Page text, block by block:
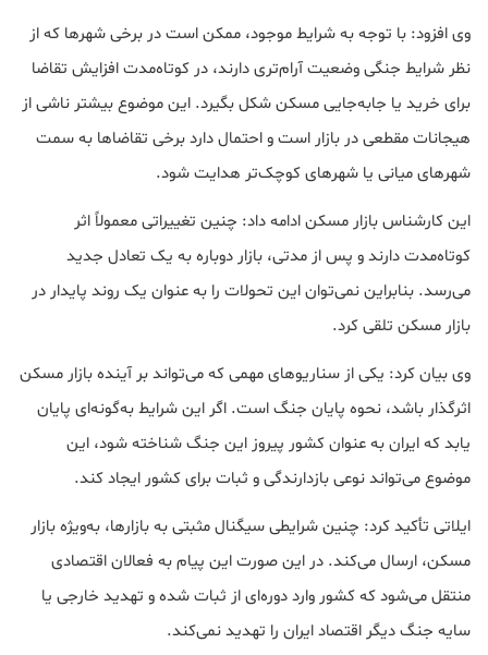
وی افزود: با توجه به شرایط موجود، ممکن است در برخی شهرها که از
نظر شرایط جنگی وضعیت آرام‌تری دارند، در کوتاه‌مدت افزایش تقاضا
برای خرید یا جابه‌جایی مسکن شکل بگیرد. این موضوع بیشتر ناشی از
هیجانات مقطعی در بازار است و احتمال دارد برخی تقاضاها به سمت
شهرهای میانی یا شهرهای کوچک‌تر هدایت شود.
این کارشناس بازار مسکن ادامه داد: چنین تغییراتی معمولاً اثر
کوتاه‌مدت دارند و پس از مدتی، بازار دوباره به یک تعادل جدید
می‌رسد. بنابراین نمی‌توان این تحولات را به عنوان یک روند پایدار در
بازار مسکن تلقی کرد.
وی بیان کرد: یکی از سناریوهای مهمی که می‌تواند بر آینده بازار مسکن
اثرگذار باشد، نحوه پایان جنگ است. اگر این شرایط به‌گونه‌ای پایان
یابد که ایران به عنوان کشور پیروز این جنگ شناخته شود، این
موضوع می‌تواند نوعی بازدارندگی و ثبات برای کشور ایجاد کند.
ایلاتی تأکید کرد: چنین شرایطی سیگنال مثبتی به بازارها، به‌ویژه بازار
مسکن، ارسال می‌کند. در این صورت این پیام به فعالان اقتصادی
منتقل می‌شود که کشور وارد دوره‌ای از ثبات شده و تهدید خارجی یا
سایه جنگ دیگر اقتصاد ایران را تهدید نمی‌کند.